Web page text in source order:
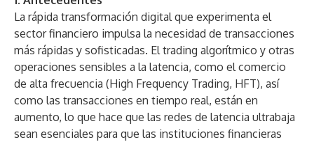
La rápida transformación digital que experimenta el
sector financiero impulsa la necesidad de transacciones
más rápidas y sofisticadas. El trading algorítmico y otras
operaciones sensibles a la latencia, como el comercio
de alta frecuencia (High Frequency Trading, HFT), así
como las transacciones en tiempo real, están en
aumento, lo que hace que las redes de latencia ultrabaja
sean esenciales para que las instituciones financieras